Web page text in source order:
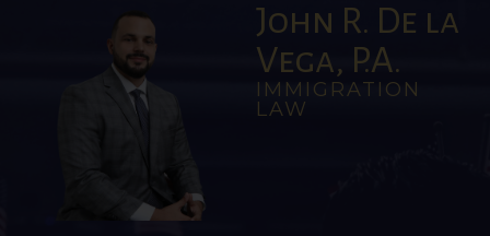
John R. De la
Vega, P.A.
IMMIGRATION
LAW